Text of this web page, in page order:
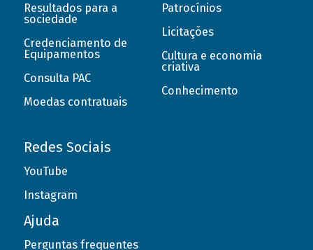
Resultados para a
sociedade
Credenciamento de
Equipamentos
Consulta PAC
Moedas contratuais
Patrocínios
Licitações
Cultura e economia
criativa
Conhecimento
Redes Sociais
YouTube
Instagram
Ajuda
Perguntas frequentes